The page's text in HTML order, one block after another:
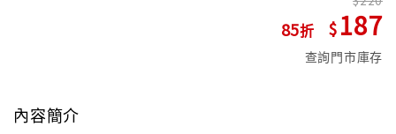
85 187
查詢門市庫存
內容簡介